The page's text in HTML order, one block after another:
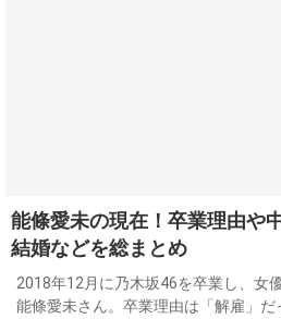
能條愛未の現在！卒業理由や
結婚などを総まとめ
2018年12月に乃木坂46を卒業し、女
能條愛未さん。卒業理由は「解雇」だ